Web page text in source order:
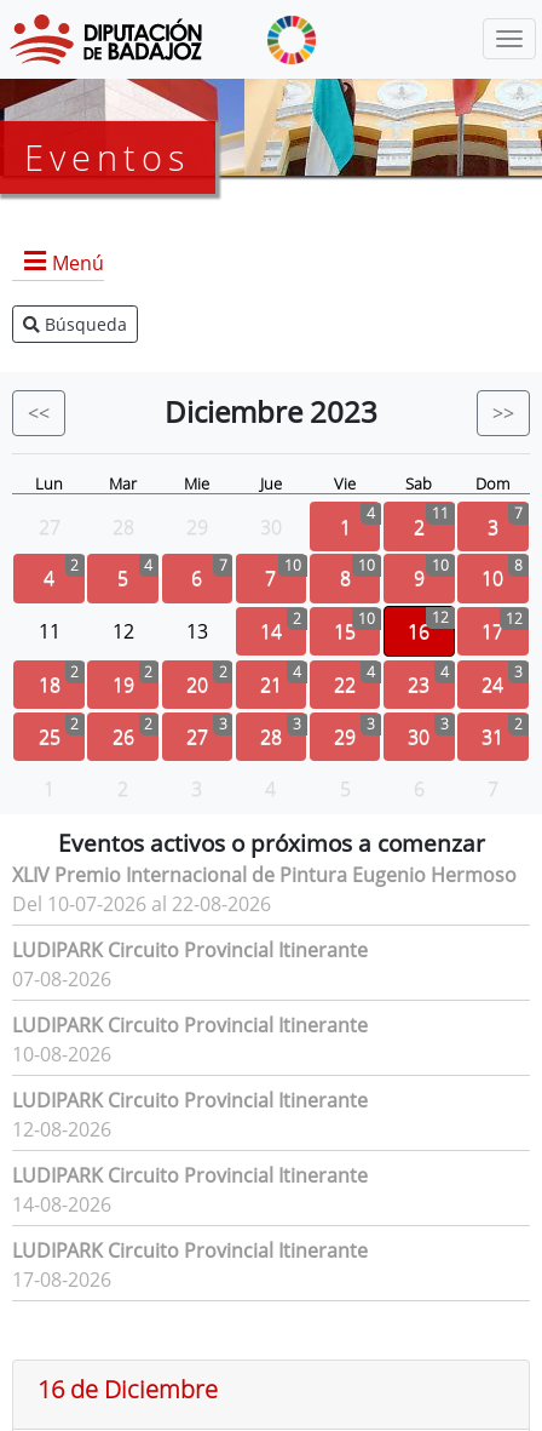
Eventos
Menú
Agenda Presidencia
Eventos
Búsqueda
<< Diciembre 2023 >>
Lun Mar Mie Jue Vie Sab Dom
27 28 29 30 1 4 2 11 3 7
4 2 5 4 6 7 7 10 8 10 9 10 10 8
11 12 13 14 2 1510 16
12
1712
18 2 19 2 20 2 21 4 22 4 23 4 24 3
25 2 26 2 27 3 28 3 29 3 30 3 31 2
1 2 3 4 5 6 7
Eventos activos o próximos a comenzar
XLIV Premio Internacional de Pintura Eugenio Hermoso
Del 10-07-2026 al 22-08-2026
LUDIPARK Circuito Provincial Itinerante
07-08-2026
LUDIPARK Circuito Provincial Itinerante
10-08-2026
LUDIPARK Circuito Provincial Itinerante
12-08-2026
LUDIPARK Circuito Provincial Itinerante
14-08-2026
LUDIPARK Circuito Provincial Itinerante
17-08-2026
16 de Diciembre